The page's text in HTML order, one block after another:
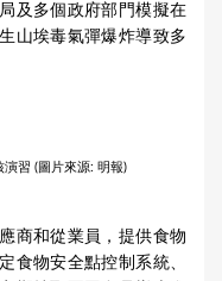
及多個政府部門模擬在
山埃毒氣彈爆炸導致多
(圖片來源: 明報)
商和從業員，提供食物
食物安全點控制系統、